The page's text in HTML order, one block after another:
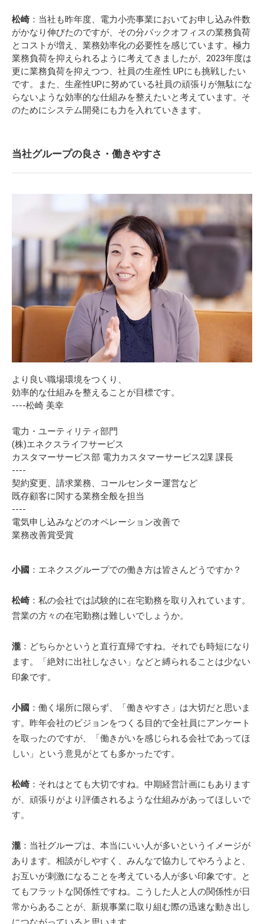
松崎：当社も昨年度、電力小売事業においてお申し込み件数
がかなり伸びたのですが、その分バックオフィスの業務負荷
とコストが増え、業務効率化の必要性を感じています。極力
業務負荷を抑えられるように考えてきましたが、2023年度は
更に業務負荷を抑えつつ、社員の生産性 UPにも挑戦したい
です。また、生産性UPに努めている社員の頑張りが無駄にな
らないような効率的な仕組みを整えたいと考えています。そ
のためにシステム開発にも力を入れていきます。
当社グループの良さ・働きやすさ
より良い職場環境をつくり、
効率的な仕組みを整えることが目標です。
----松崎 美幸
電力・ユーティリティ部門
(株)エネクスライフサービス
カスタマーサービス部 電力カスタマーサービス2課 課長
----
契約変更、請求業務、コールセンター運営など
既存顧客に関する業務全般を担当
----
電気申し込みなどのオペレーション改善で
業務改善賞受賞
小國 ：エネクスグループでの働き方は皆さんどうですか？
松崎：私の会社では試験的に在宅勤務を取り入れています。
営業の方々の在宅勤務は難しいでしょうか。
瀧 ：どちらかというと直行直帰ですね。それでも時短になり
ます。「絶対に出社しなさい」などと縛られることは少ない
印象です。
小國 ：働く場所に限らず、「働きやすさ」は大切だと思いま
す。昨年会社のビジョンをつくる目的で全社員にアンケート
を取ったのですが、「働きがいを感じられる会社であってほ
しい」という意見がとても多かったです。
松崎：それはとても大切ですね。中期経営計画にもあります
が、頑張りがより評価されるような仕組みがあってほしいで
す。
瀧 ：当社グループは、本当にいい人が多いというイメージが
あります。相談がしやすく、みんなで協力してやろうよと、
お互いが刺激になることを考えている人が多い印象です。と
てもフラットな関係性ですね。こうした人と人の関係性が日
常からあることが、新規事業に取り組む際の迅速な動き出し